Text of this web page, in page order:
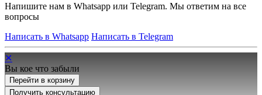
Напишите нам в Whatsapp или Telegram. Мы ответим на все
вопросы
Написать в Whatsapp Написать в Telegram
✕
Вы кое что забыли
Перейти в корзину
Получить консультацию